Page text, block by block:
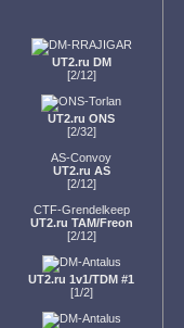
UT2.ru DM
[2/12]
UT2.ru ONS
[2/32]
AS-Convoy
UT2.ru AS
[2/12]
CTF-Grendelkeep
UT2.ru TAM/Freon
[2/12]
UT2.ru 1v1/TDM #1
[1/2]